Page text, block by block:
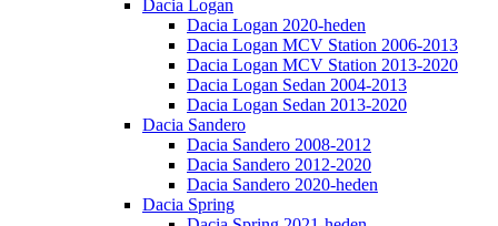
Dacia Logan
Dacia Logan 2020-heden
Dacia Logan MCV Station 2006-2013
Dacia Logan MCV Station 2013-2020
Dacia Logan Sedan 2004-2013
Dacia Logan Sedan 2013-2020
Dacia Sandero
Dacia Sandero 2008-2012
Dacia Sandero 2012-2020
Dacia Sandero 2020-heden
Dacia Spring